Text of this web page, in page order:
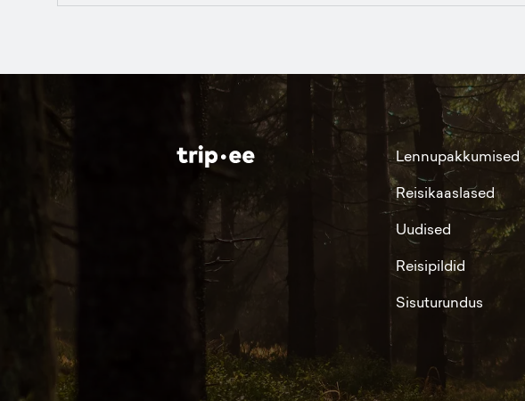
Lennupakkumised
Reisikaaslased
Uudised
Reisipildid
Sisuturundus